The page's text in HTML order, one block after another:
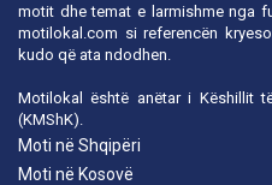
motit dhe temat e larmishme nga
motilokal.com si referencën
kudo që ata ndodhen.
Motilokal është anëtar i Këshillit
(KMShK).
Moti në Shqipëri
Moti në Kosovë